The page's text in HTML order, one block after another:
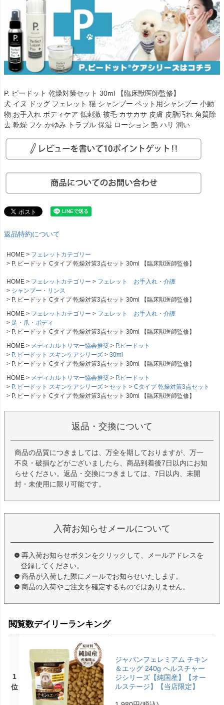
P. ピードット 乾燥対策セット 30ml 【臨床獣医師監修】
犬 イヌ ドッグ フェレット 猫 シャンプー ペット用シャンプー 小動
物 お手入れ ボディケア 低刺激 被毛 カサカサ 皮膚 皮脂汚れ 角質除
去 乾燥 フケ かゆみ トラブル 保湿 ローション 艶 ハリ 潤い
返品特約について
HOME
フェレットカテゴリー
P. ピードット Cタイプ 乾燥対策3点セット 30ml 【臨床獣医師監修】
HOME フェレットカテゴリー
フェレット お手入れ・介護
シャンプー・リンス
P. ピードット Cタイプ 乾燥対策3点セット 30ml 【臨床獣医師監修】
HOME
フェレットカテゴリー
フェレット お手入れ・介護
足・爪・ボディ
P. ピードット Cタイプ 乾燥対策3点セット 30ml 【臨床獣医師監修】
HOME
メディカルトリマー協会推奨
P.ピードット
P. ピードット スキンケアシリーズ
30ml
P. ピードット Cタイプ 乾燥対策3点セット 30ml 【臨床獣医師監修】
HOME
メディカルトリマー協会推奨
P.ピードット
P. ピードット スキンケアシリーズ
セット
Cタイプ 乾燥対策3点セット
P. ピードット Cタイプ 乾燥対策3点セット 30ml 【臨床獣医師監修】
返品・交換について
商品の品質につきましては、万全を期しておりますが、万一
不良・破損などがございましたら、商品到着後7日以内にお知
らせください。返品・交換につきましては、7日以内、未開
封・未使用に限り可能です。
入荷お知らせメールについて
再入荷お知らせボタンをクリックして、メールアドレスを
登録してください。
商品が入荷した際にメールでお知らせいたします。
商品の入荷やご注文を確定するものではありません。
閲覧数デイリーランキング
1
位
ジャパンフェレミアム チキン
＆エッグ 240g ヘルスチャー
ジシリーズ【純国産】【オー
ルステージ】【当店限定】